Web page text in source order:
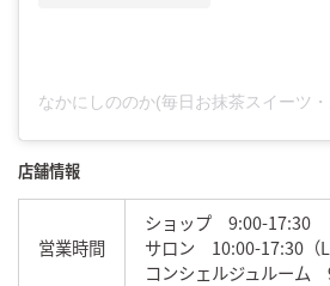
店舗情報
営業時間
ショップ 9:00-17:30
サロン 10:00-17:30（
コンシェルジュルーム